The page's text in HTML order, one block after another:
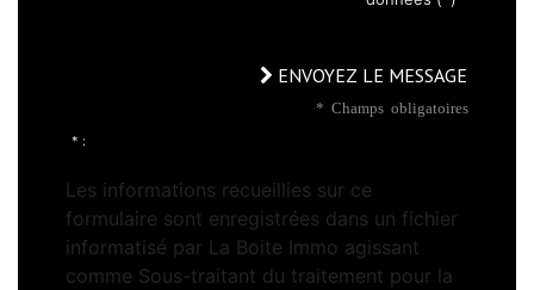
ENVOYEZ LE MESSAGE
* Champs obligatoires
* :
Les informations recueillies sur ce
formulaire sont enregistrées dans un fichier
informatisé par La Boite Immo agissant
comme Sous-traitant du traitement pour la